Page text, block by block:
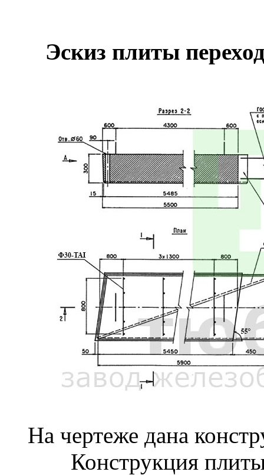
Эскиз плиты
На чертеже дана
Конструкция